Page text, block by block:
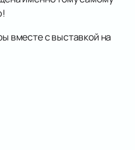
вместе с выставкой на